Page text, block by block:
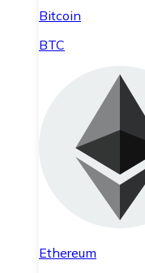
Bitcoin
BTC
Ethereum